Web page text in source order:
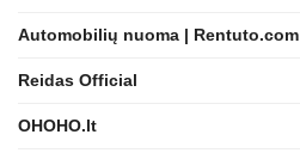
Automobilių nuoma | Rentuto.com
Reidas Official
OHOHO.lt